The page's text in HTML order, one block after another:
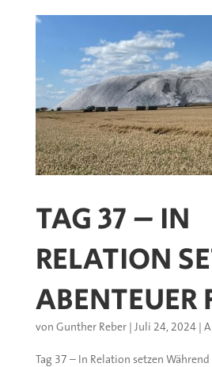
TAG 37 – IN
RELATION
ABENTEUER
von Gunther Reber| Juli 24, 2024|
Tag 37 – In Relation setzen